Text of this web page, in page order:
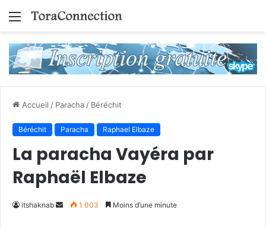
Menu
Accueil / Paracha / Béréchit
Béréchit Paracha Raphael Elbaze
La paracha Vayéra par
Raphaël Elbaze
itshaknab
Envoyer1 003 Moins d’une minute